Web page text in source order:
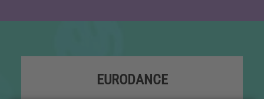
EURODANCE